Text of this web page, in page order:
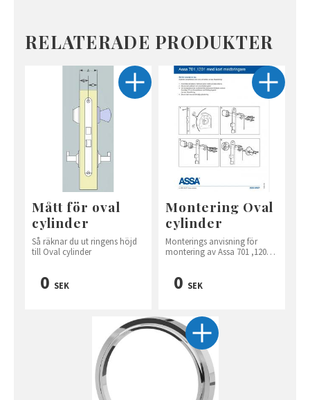
RELATERADE PRODUKTER
Mått för oval
cylinder
Så räknar du ut ringens höjd
till Oval cylinder
0 SEK
Montering Oval
cylinder
Monterings anvisning för
montering av Assa 701 ,1201
0 SEK